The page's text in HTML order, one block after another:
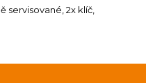
servisované,​ 2x klíč,​